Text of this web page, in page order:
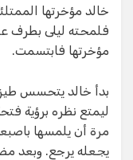
خالد مؤخرتها
فلمحته ليلى بطرف
مؤخرتها فابتسمت.
بدأ خالد يتحسس طيز
ليمتع نظره برؤية
مرة أن يلمسها
يجعله يرجع. وبعد